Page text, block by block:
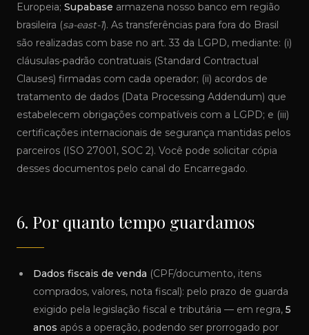
Europeia; Supabase armazena nosso banco em região
brasileira (sa-east-1). As transferências para fora do Brasil
são realizadas com base no art. 33 da LGPD, mediante: (i)
cláusulas-padrão contratuais (Standard Contractual
Clauses) firmadas com cada operador; (ii) acordos de
tratamento de dados (Data Processing Addendum) que
estabelecem obrigações compatíveis com a LGPD; e (iii)
certificações internacionais de segurança mantidas pelos
parceiros (ISO 27001, SOC 2). Você pode solicitar cópia
desses documentos pelo canal do Encarregado.
6. Por quanto tempo guardamos
Dados fiscais de venda (CPF/documento, itens
comprados, valores, nota fiscal): pelo prazo de guarda
exigido pela legislação fiscal e tributária — em regra, 5
anos após a operação, podendo ser prorrogado por